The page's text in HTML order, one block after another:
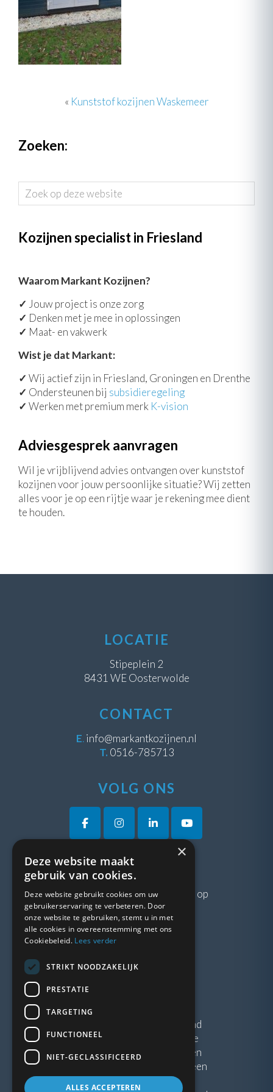
« Kunststof kozijnen Waskemeer
Zoeken:
Zoek
op
website
Kozijnen specialist in Friesland
Waarom Markant Kozijnen?
✓ Jouw project is onze zorg
✓ Denken met je mee in oplossingen
✓ Maat- en vakwerk
Wist je dat Markant:
✓ Wij actief zijn in Friesland, Groningen en Drenthe
✓ Ondersteunen bij subsidieregeling
✓ Werken met premium merk K-vision
Adviesgesprek aanvragen
Wil je vrijblijvend advies ontvangen over kunststof
kozijnen voor jouw persoonlijke situatie? Wij zetten
alles voor je op een rijtje waar je rekening mee dient
te houden.
LOCATIE
Stipeplein 2
8431 WE Oosterwolde
CONTACT
E.info@markantkozijnen.nl
T. 0516-785713
VOLG ONS
VRAGEN?
Neem gerustcontactmet ons op
LINKS
Blogs
Algemene voorwaarden
Kunststof Kozijnen Friesland
Kunststof kozijnen Drenthe
Kunststof Kozijnen Drachten
Kunststof Kozijnen Hoogeveen
×
Deze website maakt
gebruik van cookies.
Deze website gebruikt cookies om uw
gebruikerservaring te verbeteren. Door
onze website te gebruiken, stemt u in met
alle cookies in overeenstemming met ons
Cookiebeleid. Lees verder
STRIKT NOODZAKELIJK
PRESTATIE
TARGETING
FUNCTIONEEL
NIET-GECLASSIFICEERD
ALLES ACCEPTEREN